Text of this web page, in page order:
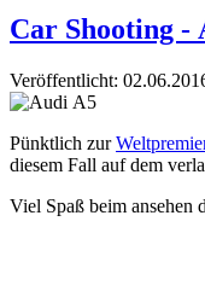
Car Shooting -
Veröffentlicht:
Pünktlich zur
diesem Fall auf dem
Viel Spaß beim ansehen